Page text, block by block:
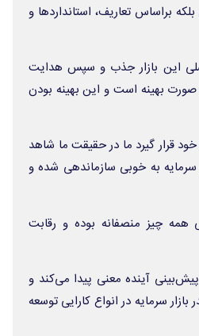
براساس تعاریف، استانداردها و
این بازار جذب و سپس هدایت
صورت بهینه است و این بهینه بودن
قرار گیرد ما در حقیقت ما شاهد
به خوبی سازماندهی شده و
همه چیز منصفانه بوده و رقابت
آینده معنی پیدا می‌کند و
سرمایه در انواع کارایی توسعه